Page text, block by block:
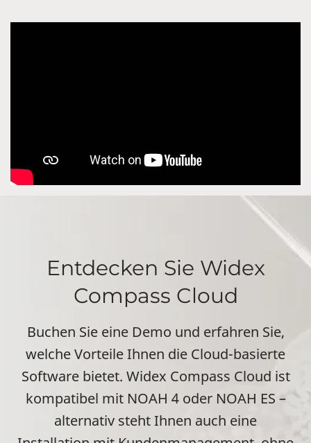
Entdecken Sie Widex
Compass Cloud
Buchen Sie eine Demo und erfahren Sie,
welche Vorteile Ihnen die Cloud-basierte
Software bietet. Widex Compass Cloud ist
kompatibel mit NOAH 4 oder NOAH ES –
alternativ steht Ihnen auch eine